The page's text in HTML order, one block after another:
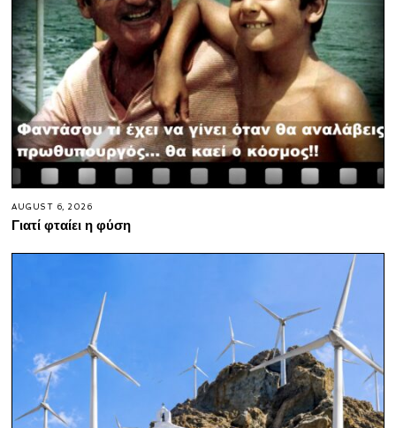
AUGUST 6, 2026
Γιατί φταίει η φύση